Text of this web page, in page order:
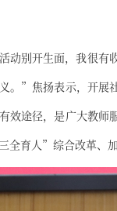
动别开生面，我很
。”焦扬表示，开展
效途径，是广大教师
全育人”综合改革、加